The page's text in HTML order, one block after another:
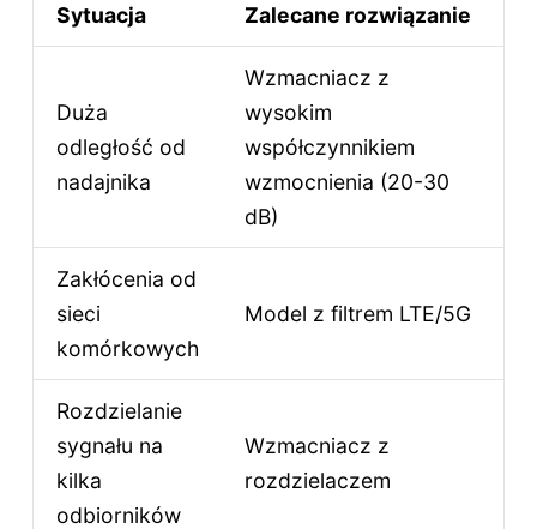
Sytuacja Zalecane rozwiązanie
Duża
odległość od
nadajnika
Wzmacniacz z
wysokim
współczynnikiem
wzmocnienia (20-30
dB)
Zakłócenia od
sieci
komórkowych
Model z filtrem LTE/5G
Rozdzielanie
sygnału na
kilka
odbiorników
Wzmacniacz z
rozdzielaczem